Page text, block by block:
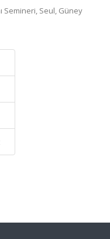
Semineri, Seul, Güney